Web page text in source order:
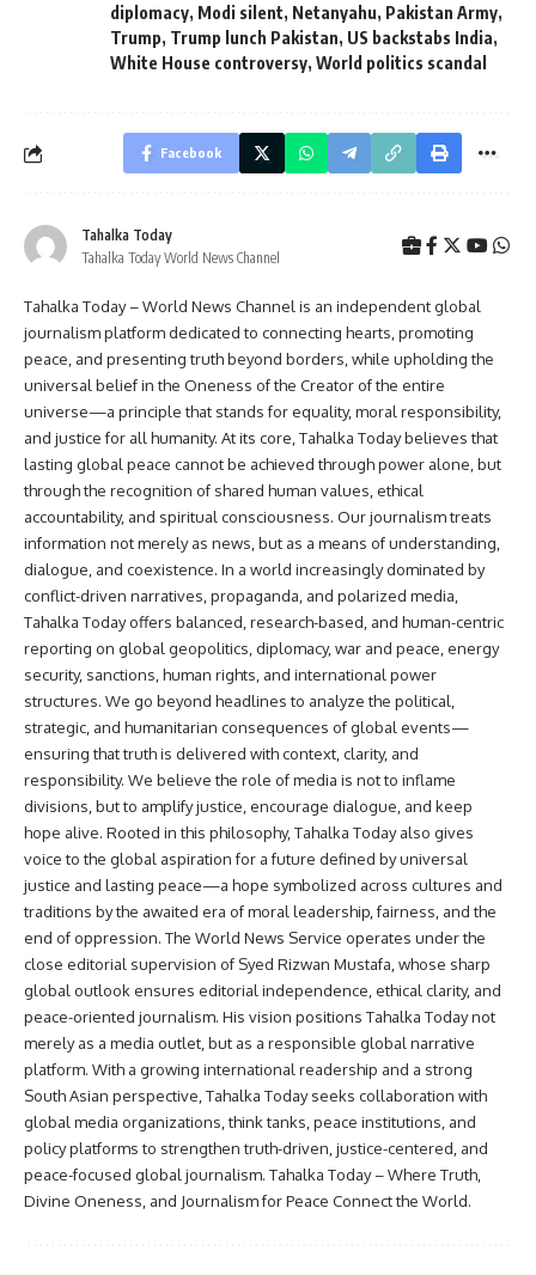
diplomacy, Modi silent, Netanyahu, Pakistan Army,
Trump, Trump lunch Pakistan, US backstabs India,
White House controversy, World politics scandal
Facebook
Tahalka Today
Tahalka Today World News Channel
Tahalka Today – World News Channel is an independent global
journalism platform dedicated to connecting hearts, promoting
peace, and presenting truth beyond borders, while upholding the
universal belief in the Oneness of the Creator of the entire
universe—a principle that stands for equality, moral responsibility,
and justice for all humanity. At its core, Tahalka Today believes that
lasting global peace cannot be achieved through power alone, but
through the recognition of shared human values, ethical
accountability, and spiritual consciousness. Our journalism treats
information not merely as news, but as a means of understanding,
dialogue, and coexistence. In a world increasingly dominated by
conflict-driven narratives, propaganda, and polarized media,
Tahalka Today offers balanced, research-based, and human-centric
reporting on global geopolitics, diplomacy, war and peace, energy
security, sanctions, human rights, and international power
structures. We go beyond headlines to analyze the political,
strategic, and humanitarian consequences of global events—
ensuring that truth is delivered with context, clarity, and
responsibility. We believe the role of media is not to inflame
divisions, but to amplify justice, encourage dialogue, and keep
hope alive. Rooted in this philosophy, Tahalka Today also gives
voice to the global aspiration for a future defined by universal
justice and lasting peace—a hope symbolized across cultures and
traditions by the awaited era of moral leadership, fairness, and the
end of oppression. The World News Service operates under the
close editorial supervision of Syed Rizwan Mustafa, whose sharp
global outlook ensures editorial independence, ethical clarity, and
peace-oriented journalism. His vision positions Tahalka Today not
merely as a media outlet, but as a responsible global narrative
platform. With a growing international readership and a strong
South Asian perspective, Tahalka Today seeks collaboration with
global media organizations, think tanks, peace institutions, and
policy platforms to strengthen truth-driven, justice-centered, and
peace-focused global journalism. Tahalka Today – Where Truth,
Divine Oneness, and Journalism for Peace Connect the World.